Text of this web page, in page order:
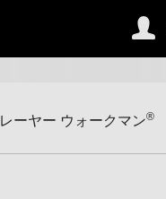
ーヤー ウォークマン®